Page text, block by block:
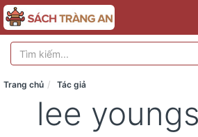
Trang chủ Tác giả
lee